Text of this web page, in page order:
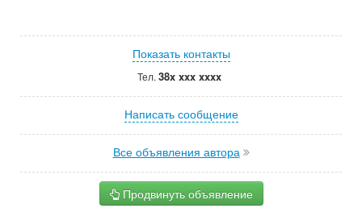
Показать контакты
Тел. 38x xxx xxxx
Написать сообщение
Все объявления автора
Продвинуть объявление